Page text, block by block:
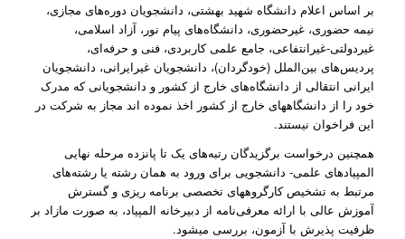
بر اساس اعلام دانشگاه شهید بهشتی، دانشجویان دوره‌های مجازی،
نیمه حضوری، غیرحضوری، دانشگاه‌های پیام نور، آزاد اسلامی،
غیردولتی-غیرانتفاعی، جامع علمی کاربردی، فنی و حرفه‌ای،
پردیس‌های بین‌الملل (خودگردان)، دانشجویان غیرایرانی، دانشجویان
ایرانی انتقالی از دانشگاه‌های خارج از کشور و دانشجویانی که مدرک
خود را از دانشگاههای خارج از کشور اخذ نموده اند مجاز به شرکت در
این فراخوان نیستند.
همچنین درخواست برگزیدگان رتبه‌های یک تا پانزده مرحله نهایی
المپیادهای علمی- دانشجویی برای ورود به همان رشته یا رشته‌های
مرتبط به تشخیص کارگروههای تخصصی برنامه ریزی و گسترش
آموزش عالی با ارائه معرفی‌نامه از دبیرخانه المپیاد، به صورت مازاد بر
ظرفیت پذیرش با آزمون، بررسی میشود.